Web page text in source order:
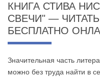
КНИГА СТИВА
СВЕЧИ" —
БЕСПЛАТНО
Значительная часть
можно без труда найти в